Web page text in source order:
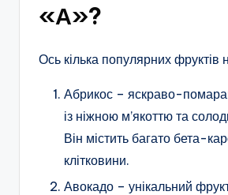
«А»?
Ось кілька популярних фруктів
Абрикос – яскраво-
із ніжною м’якоттю та
Він містить багато бета-
клітковини.
Авокадо – унікальний